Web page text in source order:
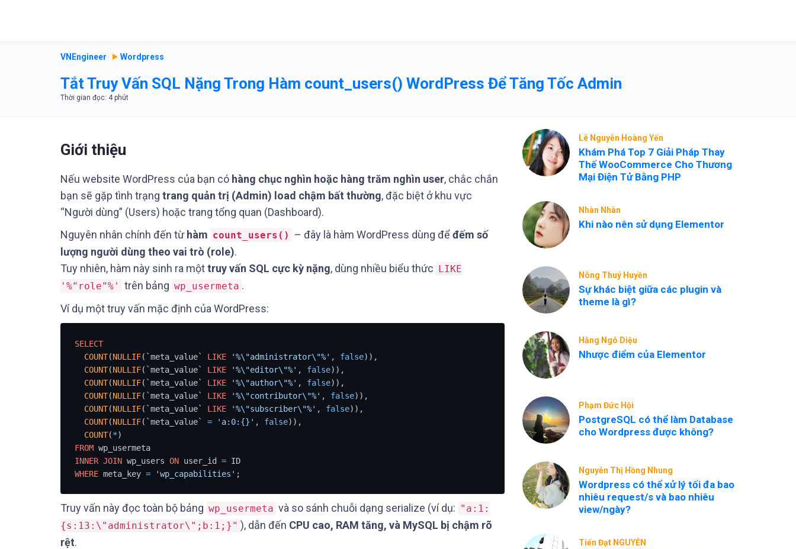
VNEngineer Wordpress
Tắt Truy Vấn SQL Nặng Trong Hàm count_users() WordPress Để Tăng Tốc Admin
Giới thiệu
Nếu website WordPress của bạn có hàng chục nghìn hoặc hàng trăm nghìn user, chắc chắn
bạn sẽ gặp tình trạng trang quản trị (Admin) load chậm bất thường, đặc biệt ở khu vực
“Người dùng” (Users) hoặc trang tổng quan (Dashboard).
Nguyên nhân chính đến từ hàm count_users() – đây là hàm WordPress dùng đểđếm số
lượng người dùng theo vai trò (role).
Tuy nhiên, hàm này sinh ra mộttruy vấn SQL cực kỳ nặng, dùng nhiều biểu thức LIKE
'%"role"%'
trên bảng wp_usermeta .
Ví dụ một truy vấn mặc định của WordPress:
SELECT
COUNT(NULLIF(`meta_value` LIKE '%\"administrator\"%' , false)),
COUNT(NULLIF(`meta_value` LIKE '%\"editor\"%' , false)),
COUNT(NULLIF(`meta_value` LIKE '%\"author\"%' , false)),
COUNT(NULLIF(`meta_value` LIKE '%\"contributor\"%' , false)),
COUNT(NULLIF(`meta_value` LIKE '%\"subscriber\"%' , false)),
COUNT(NULLIF(`meta_value` = 'a:0:{}' , false)),
COUNT(*
FROM
wp_usermeta
INNER JOIN wp_users ON user_id =
ID
WHERE meta_key = 'wp_capabilities'
Truy vấn này đọc toàn bộ bảng wp_usermeta và so sánh chuỗi dạng serialize (ví dụ: "a:1:
{s:13:\"administrator\";b:1;}" ), dẫn đến CPU cao, RAM tăng, và MySQL bị chậm rõ
rệt.
Lê Nguyễn Hoàng Yến
Khám Phá Top 7 Giải Pháp Thay
Thế WooCommerce Cho Thương
Mại Điện Tử Bằng PHP
Nhàn Nhàn
Khi nào nên sử dụng Elementor
Nông Thuý Huyền
Sự khác biệt giữa các plugin và
theme là gì?
Hằng Ngô Diệu
Nhược điểm của Elementor
Phạm Đức Hội
PostgreSQL có thể làm Database
cho Wordpress được không?
Nguyễn Thị Hồng Nhung
Wordpress có thể xử lý tối đa bao
nhiêu request/s và bao nhiêu
view/ngày?
Tiến Đạt NGUYỄN